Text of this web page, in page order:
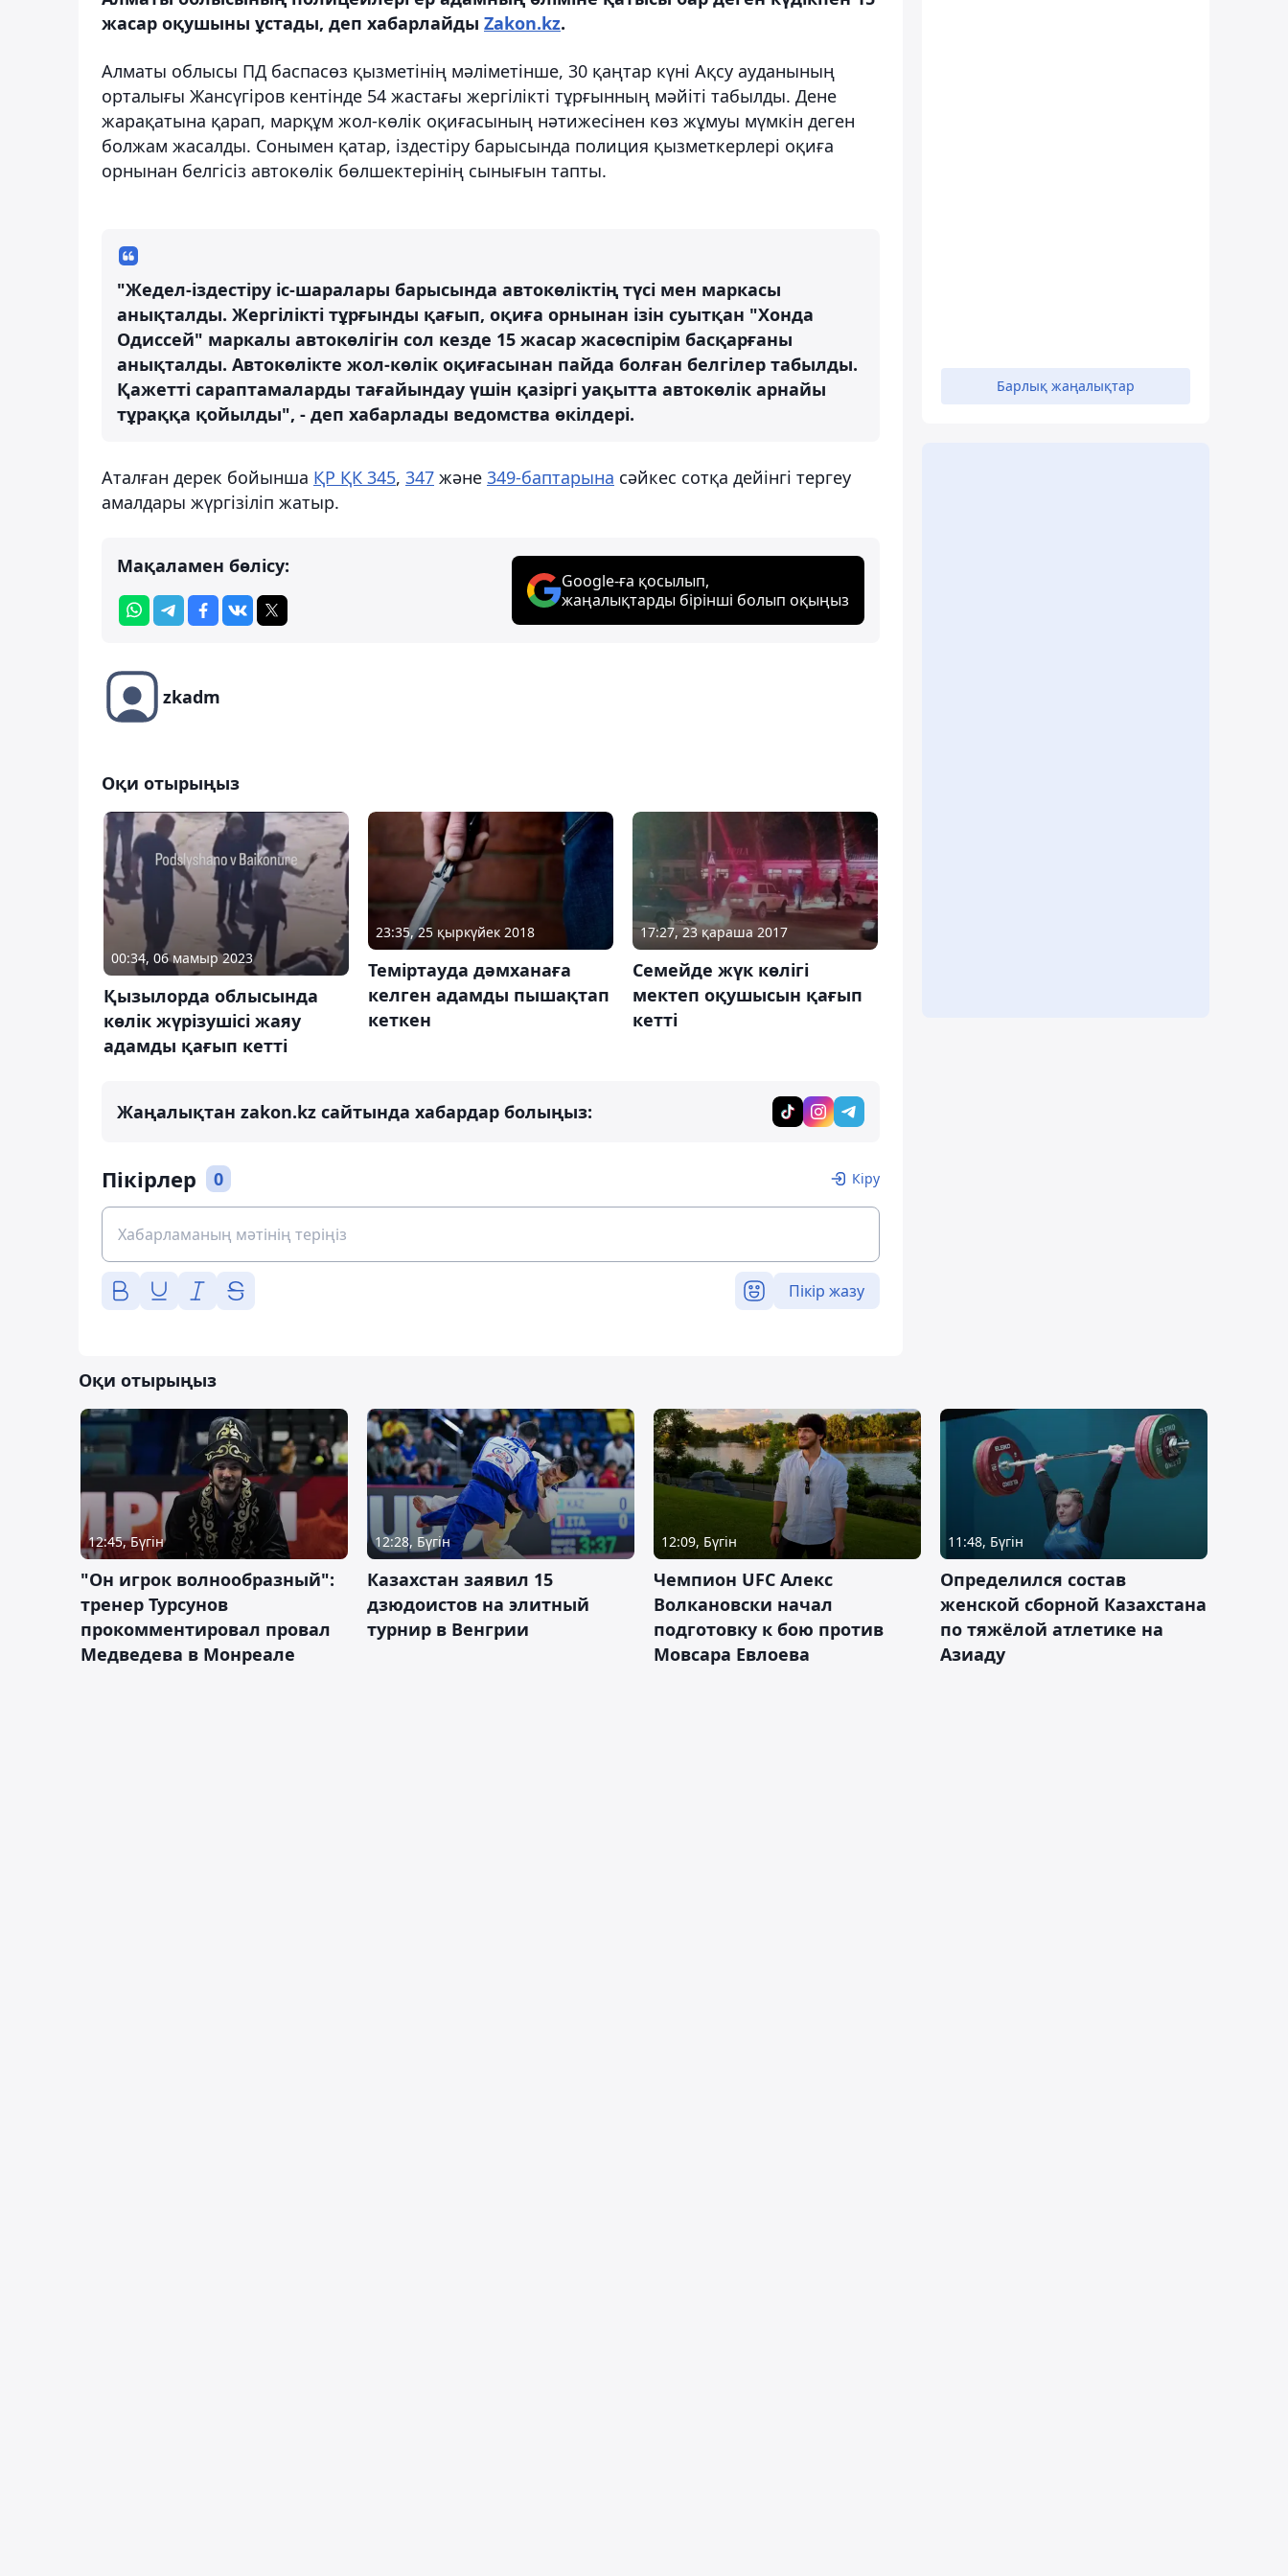
жасар оқушыны ұстады, деп хабарлайды Zakon.kz.
Алматы облысы ПД баспасөз қызметінің мәліметінше, 30 қаңтар күні Ақсу ауданының
орталығы Жансүгіров кентінде 54 жастағы жергілікті тұрғынның мәйіті табылды. Дене
жарақатына қарап, марқұм жол-көлік оқиғасының нәтижесінен көз жұмуы мүмкін деген
болжам жасалды. Сонымен қатар, іздестіру барысында полиция қызметкерлері оқиға
орнынан белгісіз автокөлік бөлшектерінің сынығын тапты.
"Жедел-іздестіру іс-шаралары барысында автокөліктің түсі мен маркасы
анықталды. Жергілікті тұрғынды қағып, оқиға орнынан ізін суытқан "Хонда
Одиссей" маркалы автокөлігін сол кезде 15 жасар жасөспірім басқарғаны
анықталды. Автокөлікте жол-көлік оқиғасынан пайда болған белгілер табылды.
Қажетті сараптамаларды тағайындау үшін қазіргі уақытта автокөлік арнайы
тұраққа қойылды", - деп хабарлады ведомства өкілдері.
Аталған дерек бойынша ҚР ҚК 345, 347 және 349-баптарына сәйкес сотқа дейінгі тергеу
амалдары жүргізіліп жатыр.
Мақаламен бөлісу:
Google-ға қосылып,
жаңалықтарды бірінші болып оқыңыз
zkadm
Оқи отырыңыз
00:34, 06 мамыр 2023
Қызылорда облысында
көлік жүрізушісі жаяу
адамды қағып кетті
23:35, 25 қыркүйек 2018
Теміртауда дәмханаға
келген адамды пышақтап
кеткен
17:27, 23 қараша 2017
Семейде жүк көлігі
мектеп оқушысын қағып
кетті
Жаңалықтан zakon.kz сайтында хабардар болыңыз:
Пікірлер 0 Кіру
Пікір жазу
Барлық жаңалықтар
Оқи отырыңыз
12:45, Бүгін
"Он игрок волнообразный":
тренер Турсунов
прокомментировал провал
Медведева в Монреале
12:28, Бүгін
Казахстан заявил 15
дзюдоистов на элитный
турнир в Венгрии
12:09, Бүгін
Чемпион UFC Алекс
Волкановски начал
подготовку к бою против
Мовсара Евлоева
11:48, Бүгін
Определился состав
женской сборной Казахстана
по тяжёлой атлетике на
Азиаду